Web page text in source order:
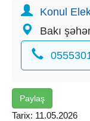
Konul
Bakı
Paylaş
Tarix: 11.05.2026